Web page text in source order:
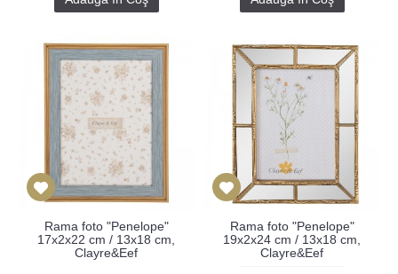
Rama foto "Penelope"
17x2x22 cm / 13x18 cm,
Clayre&Eef
Rama foto "Penelope"
19x2x24 cm / 13x18 cm,
Clayre&Eef